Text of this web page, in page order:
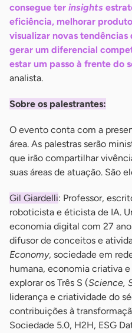
consegue ter insights
eficiência, melhorar
visualizar novas
gerar um diferencial
estar um passo à frente do
analista.
Sobre os palestrantes:
O evento conta com a
área. As palestras serão
que irão compartilhar
suas áreas de atuação. São
Gil Giardelli: Professor,
roboticista e éticista de IA.
economia digital com 27
difusor de conceitos e
Economy, sociedade em
humana, economia criativa
explorar os Três S (Science,
liderança e criatividade do
contribuições à
Sociedade 5.0, H2H, ESG